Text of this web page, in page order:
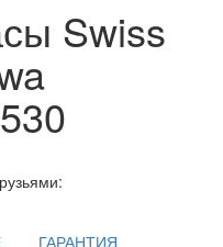
Swiss
ГАРАНТИЯ